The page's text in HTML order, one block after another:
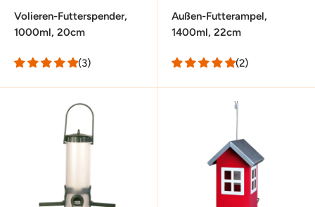
Volieren-Futterspender,
1000ml, 20cm
(3)
Außen-Futterampel,
1400ml, 22cm
(2)